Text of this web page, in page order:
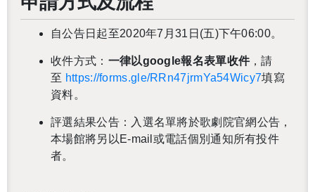
自公告日起至2020年7月31日(五)下午06:00。
收件方式： 一律以google報名表單收件，請
至 https://forms.gle/RRn47jrmYa54Wicy7填寫
資料。
評選結果公告：入選名單將於歌劇院官網公告，
本場館將另以E-mail或電話個別通知所有投件
者。